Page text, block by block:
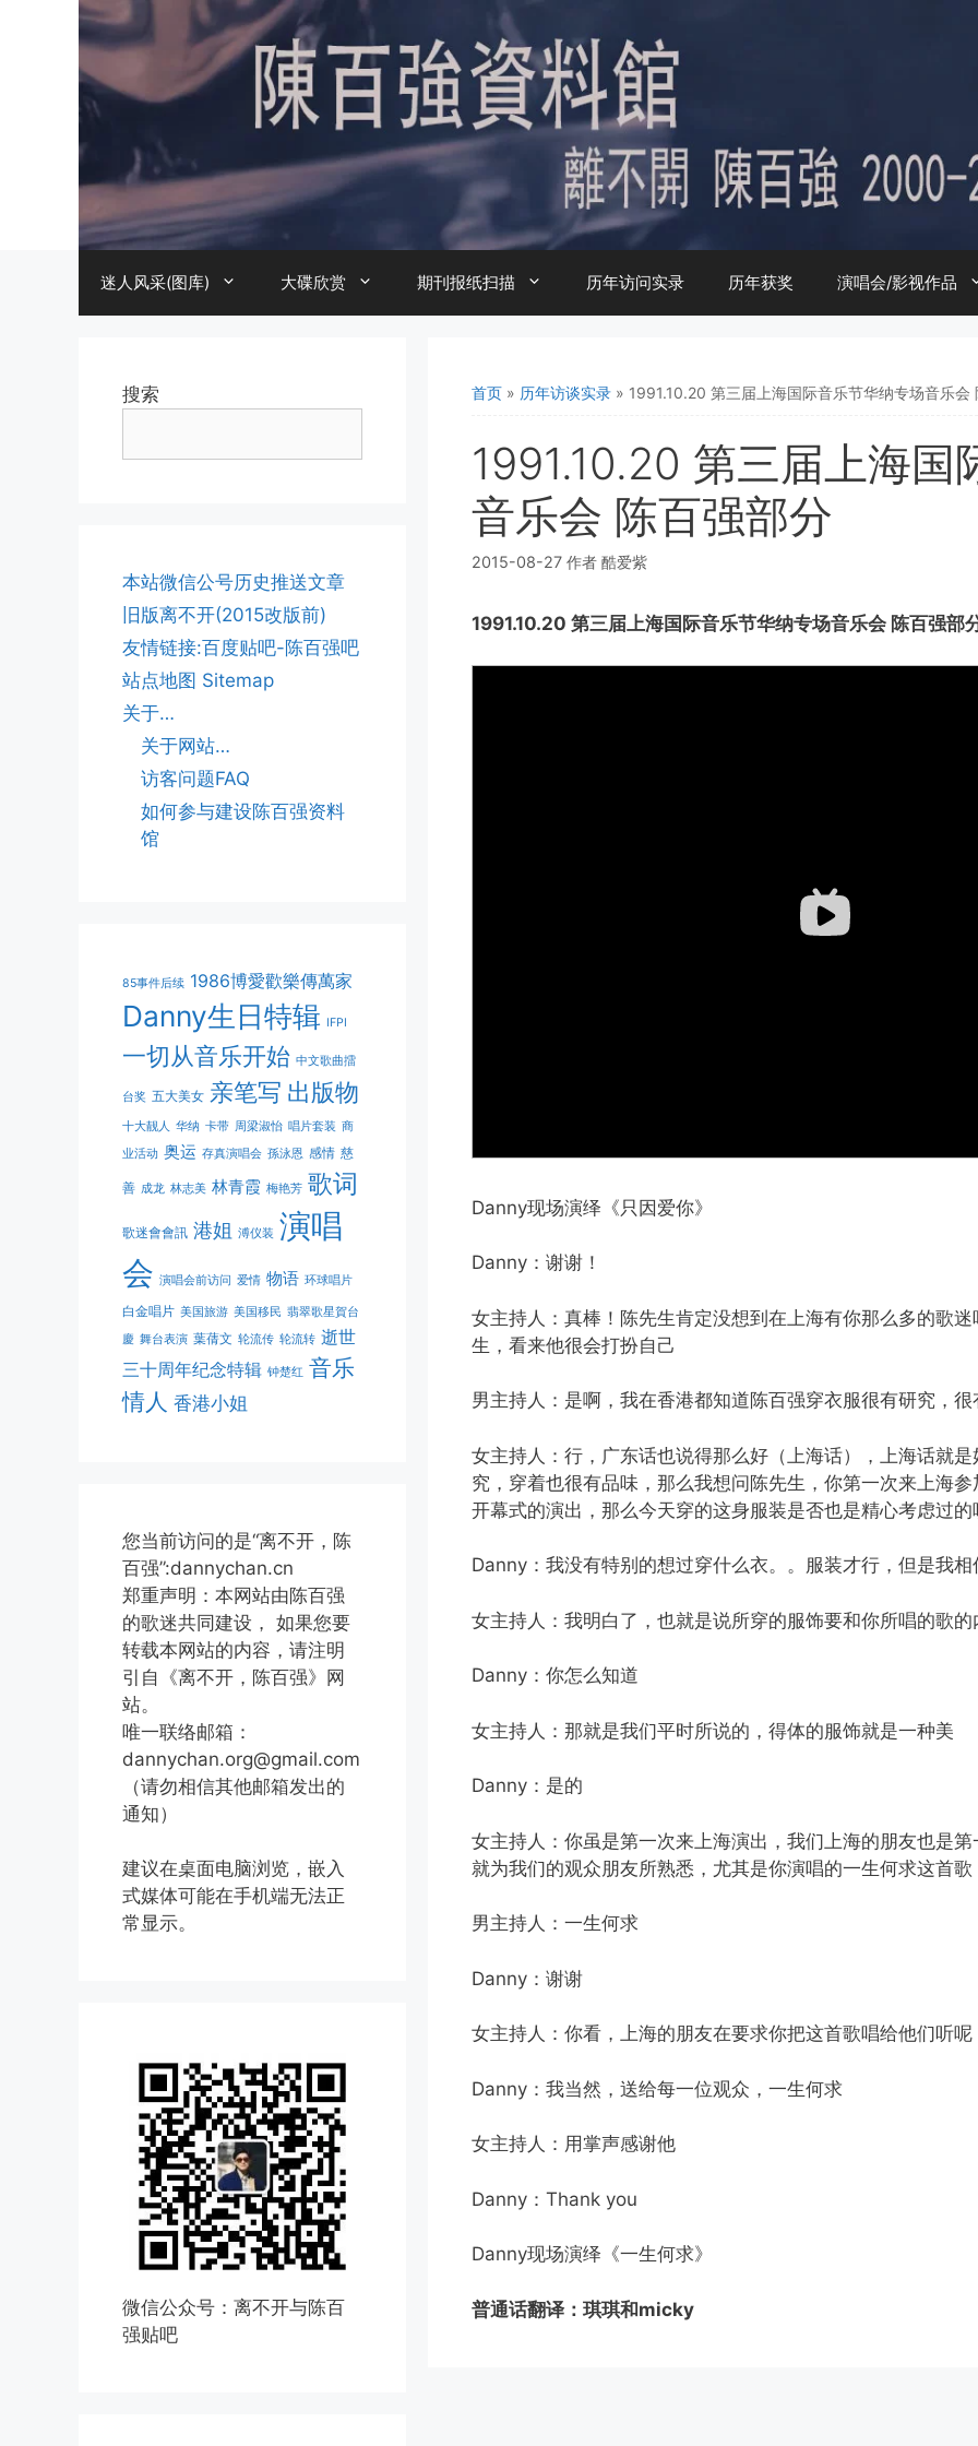
迷人风采(图库) 大碟欣赏 期刊报纸扫描 历年访问实录 历年获奖 演唱会/影视作品
首页 » 历年访谈实录 » 1991.10.20 第三届上海国际音乐节华纳专场音乐会
1991.10.20 第三届上海国
音乐会 陈百强部分
2015-08-27 作者 酷爱紫
1991.10.20 第三届上海国际音乐节华纳专场音乐会 陈百强部
Danny现场演绎《只因爱你》
Danny：谢谢！
女主持人：真棒！陈先生肯定没想到在上海有你那么多的歌
生，看来他很会打扮自己
男主持人：是啊，我在香港都知道陈百强穿衣服很有研究，很
女主持人：行，广东话也说得那么好（上海话），上海话就
究，穿着也很有品味，那么我想问陈先生，你第一次来上海
开幕式的演出，那么今天穿的这身服装是否也是精心考虑过的
Danny：我没有特别的想过穿什么衣。。服装才行，但是我
女主持人：我明白了，也就是说所穿的服饰要和你所唱的歌
Danny：你怎么知道
女主持人：那就是我们平时所说的，得体的服饰就是一种美
Danny：是的
女主持人：你虽是第一次来上海演出，我们上海的朋友也是
就为我们的观众朋友所熟悉，尤其是你演唱的一生何求这首歌
男主持人：一生何求
Danny：谢谢
女主持人：你看，上海的朋友在要求你把这首歌唱给他们听
Danny：我当然，送给每一位观众，一生何求
女主持人：用掌声感谢他
Danny：Thank you
Danny现场演绎《一生何求》
普通话翻译：琪琪和micky
搜索
本站微信公号历史推送文章
旧版离不开(2015改版前)
友情链接:百度贴吧-陈百强吧
站点地图 Sitemap
关于…
关于网站…
访客问题FAQ
如何参与建设陈百强资料
馆
85事件后续 1986博愛歡樂傳萬家
Danny生日特辑 IFPI
一切从音乐开始 中文歌曲擂
台奖 五大美女 亲笔写 出版物
十大靓人 华纳 卡带 周梁淑怡 唱片套装 商
业活动 奥运 存真演唱会 孫泳恩 感情 慈
善 成龙 林志美 林青霞 梅艳芳 歌词
歌迷會會訊 港姐 溥仪装 演唱
会 演唱会前访问 爱情 物语 环球唱片
白金唱片 美国旅游 美国移民 翡翠歌星賀台
慶 舞台表演 葉蒨文 轮流传 轮流转 逝世
三十周年纪念特辑 钟楚红 音乐
情人 香港小姐
您当前访问的是“离不开，陈
百强”:dannychan.cn
郑重声明：本网站由陈百强
的歌迷共同建设， 如果您要
转载本网站的内容，请注明
引自《离不开，陈百强》网
站。
唯一联络邮箱：
dannychan.org@gmail.com
（请勿相信其他邮箱发出的
通知）
建议在桌面电脑浏览，嵌入
式媒体可能在手机端无法正
常显示。
微信公众号：离不开与陈百
强贴吧